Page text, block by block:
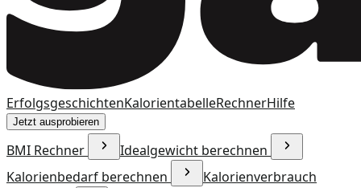
ErfolgsgeschichtenKalorientabelleRechnerHilfe
Jetzt ausprobieren
BMI Rechner
Idealgewicht berechnen
Kalorienbedarf berechnen
Kalorienverbrauch